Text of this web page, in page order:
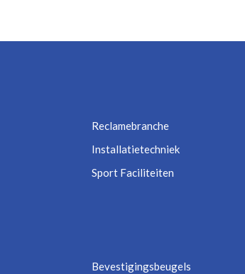
Reclamebranche
Installatietechniek
Sport Faciliteiten
Bevestigingsbeugels